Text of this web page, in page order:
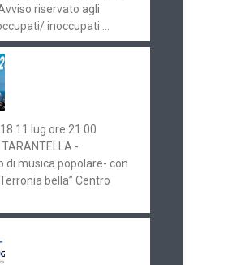
riservato agli
inoccupati ...
11 lug ore 21.00
-
di musica popolare- con
bella” Centro